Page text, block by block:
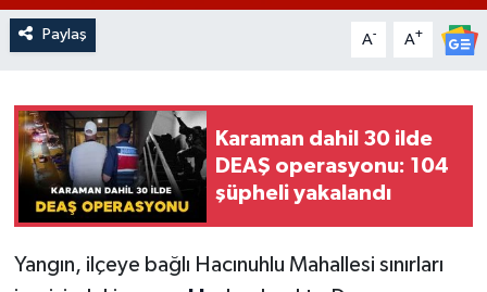
Paylaş A- A+
Karaman dahil 30 ilde
DEAŞ operasyonu: 104
şüpheli yakalandı
Yangın, ilçeye bağlı Hacınuhlu Mahallesi sınırları